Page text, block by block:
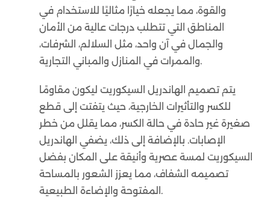
والقوة، مما يجعله خيارًا مثاليًا للاستخدام في
المناطق التي تتطلب درجات عالية من الأمان
والجمال في آن واحد، مثل السلالم، الشرفات،
والممرات في المنازل والمباني التجارية.
يتم تصميم الهاندريل السيكوريت ليكون مقاومًا
للكسر والتأثيرات الخارجية، حيث يتفتت إلى قطع
صغيرة غير حادة في حالة الكسر، مما يقلل من خطر
الإصابات. بالإضافة إلى ذلك، يضفي الهاندريل
السيكوريت لمسة عصرية وأنيقة على المكان بفضل
تصميمه الشفاف، مما يعزز الشعور بالمساحة
المفتوحة والإضاءة الطبيعية.